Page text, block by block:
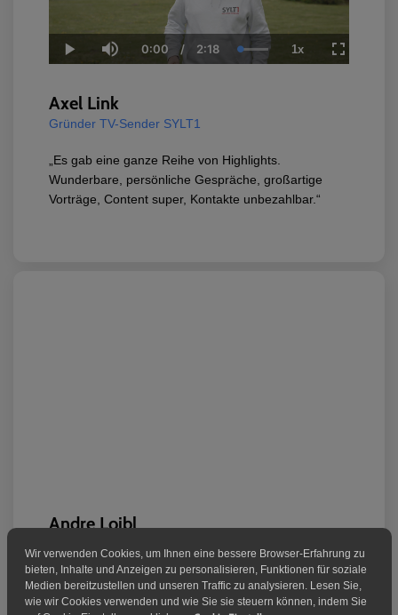
Play Mute
Current
Time
0:00 / Duration
2:18 Loaded:
100.00%
1xPlayback
Rate
Fullscreen
Axel Link
Gründer TV-Sender SYLT1
„Es gab eine ganze Reihe von Highlights.
Wunderbare, persönliche Gespräche, großartige
Vorträge, Content super, Kontakte unbezahlbar.“
Andre Loibl
„Die Strategien, die Ralf zeigt, funktionieren. Seine
Kunden liegen ihm am Herzen. Ralf interessiert sich
Wir verwenden Cookies, um Ihnen eine bessere Browser-Erfahrung zu
bieten, Inhalte und Anzeigen zu personalisieren, Funktionen für soziale
Medien bereitzustellen und unseren Traffic zu analysieren. Lesen Sie,
wie wir Cookies verwenden und wie Sie sie steuern können, indem Sie